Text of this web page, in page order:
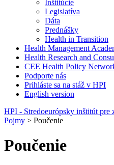
Inštitúcie
Legislatíva
Dáta
Prednášky
Health in Transition
Health Management
Health Research and
CEE Health Policy
Podporte nás
Prihláste sa na stáž v HPI
English version
HPI - Stredoeurópsky inštitút pre
Pojmy > Poučenie
Poučenie